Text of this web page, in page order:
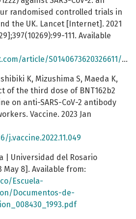
randomised controlled trials in
the UK. Lancet [Internet]. 2021
111. Available
article/S0140673620326611/fulltext
K, Mizushima S, Maeda K,
of the third dose of BNT162b2
on anti-SARS-CoV-2 antibody
Vaccine. 2023 Jan
j.vaccine.2022.11.049
| Universidad del Rosario
8]. Available from:
Escuela-
Documentos-de-